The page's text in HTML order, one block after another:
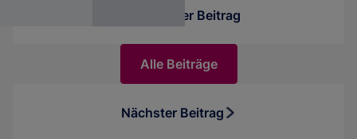
Anwendungsmöglichkeiten vor.
Vorheriger Beitrag
Alle Beiträge
Nächster Beitrag